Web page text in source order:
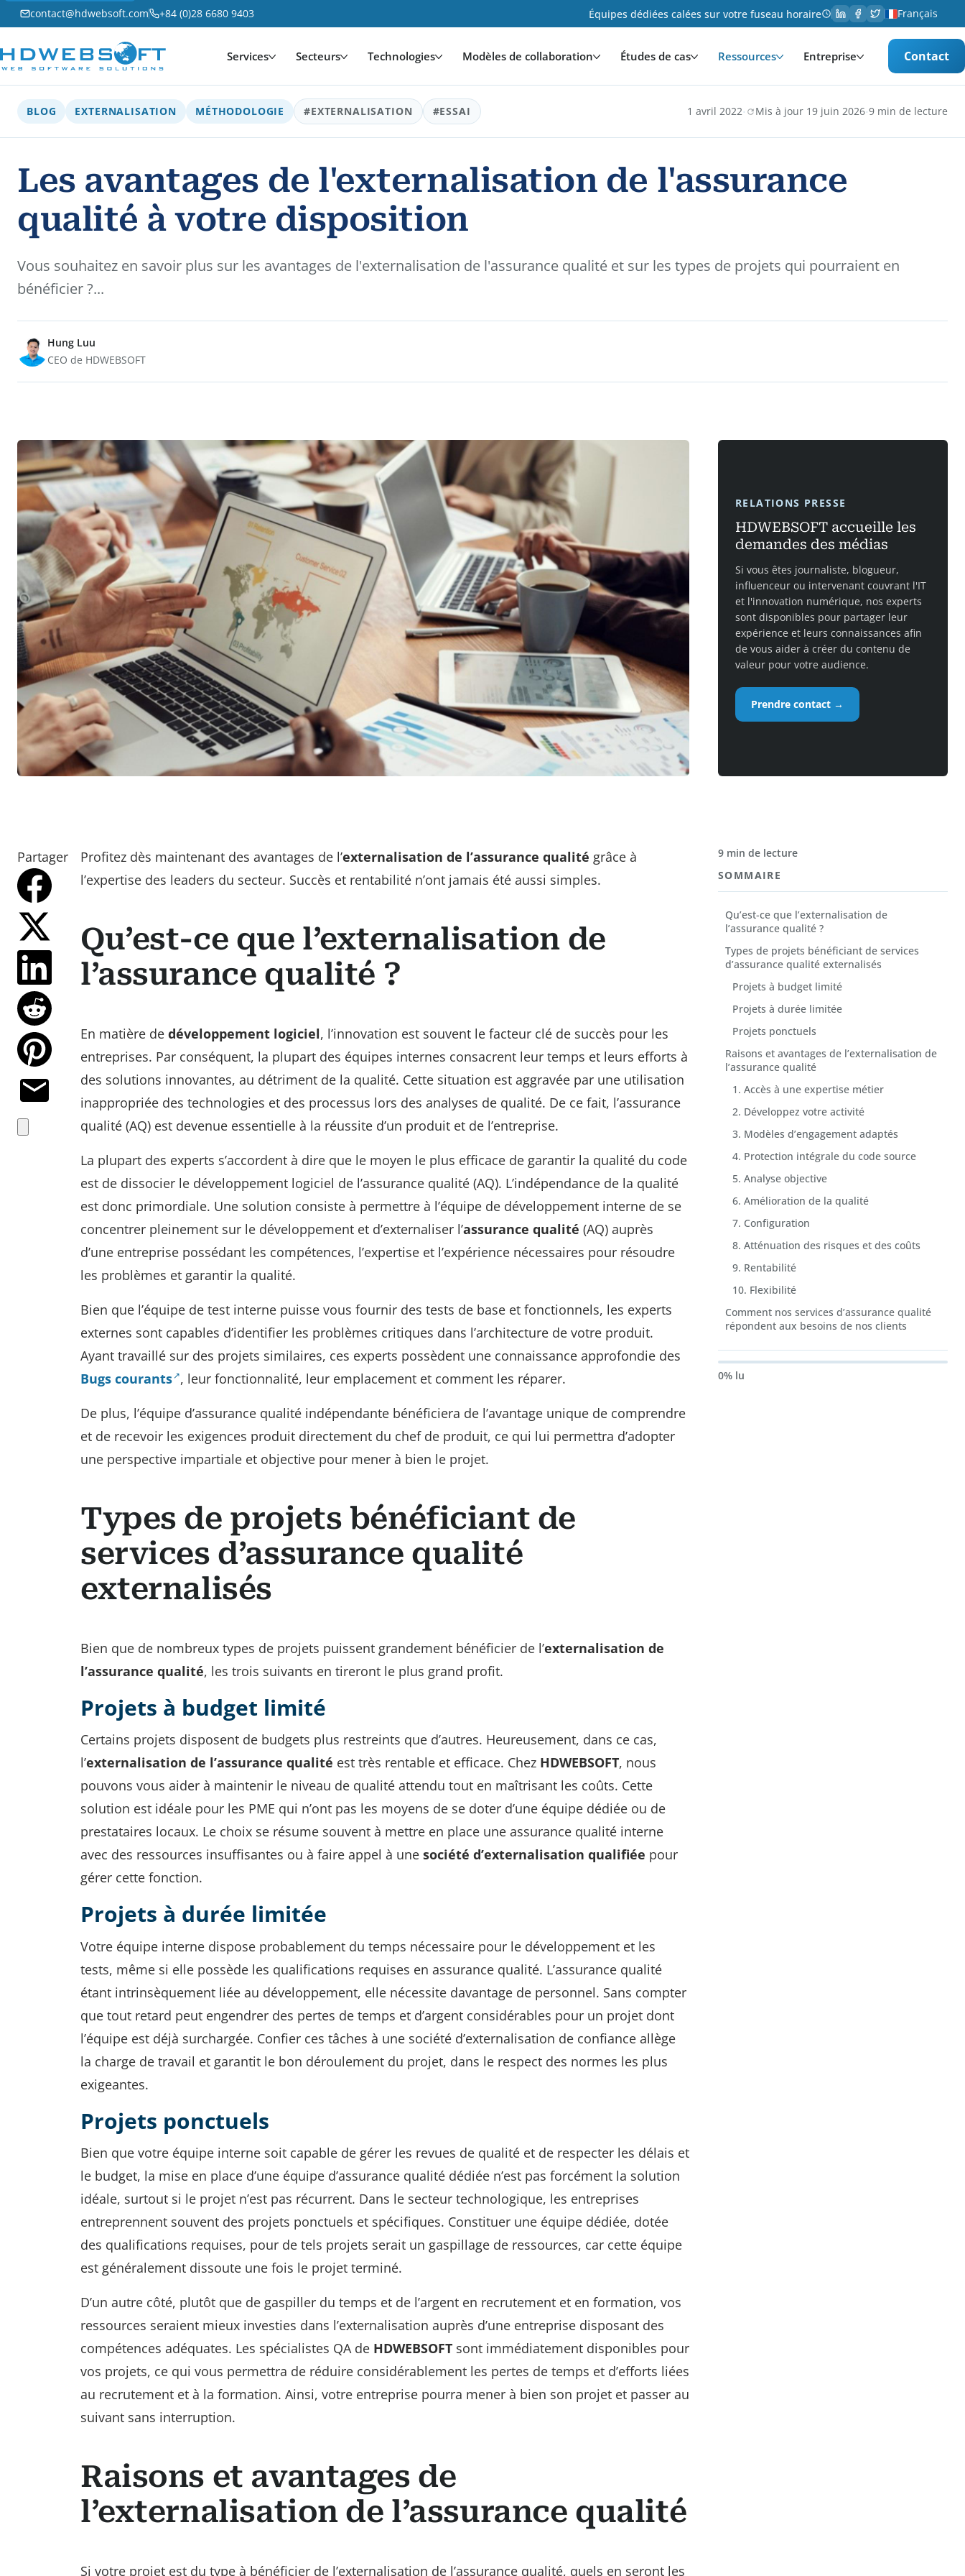
contact@hdwebsoft.com +84 (0)28 6680 9403 Équipes dédiées calées sur votre fuseau horaire Français
Services Secteurs Technologies Modèles de collaboration Études de cas Ressources Entreprise Contact
BLOG EXTERNALISATION MÉTHODOLOGIE #EXTERNALISATION #ESSAI 1 avril 2022· Mis à jour 19 juin 2026·9 min de lecture
Les avantages de l'externalisation de l'assurance
qualité à votre disposition
Vous souhaitez en savoir plus sur les avantages de l'externalisation de l'assurance qualité et sur les types de projets qui pourraient en
bénéficier ?...
Hung Luu
CEO de HDWEBSOFT
RELATIONS PRESSE
HDWEBSOFT accueille les
demandes des médias
Si vous êtes journaliste, blogueur,
influenceur ou intervenant couvrant l'IT
et l'innovation numérique, nos experts
sont disponibles pour partager leur
expérience et leurs connaissances afin
de vous aider à créer du contenu de
valeur pour votre audience.
Prendre contact →
Partager Profitez dès maintenant des avantages de l’externalisation de l’assurance qualité grâce à
l’expertise des leaders du secteur. Succès et rentabilité n’ont jamais été aussi simples.
Qu’est-ce que l’externalisation de
l’assurance qualité ?
En matière de développement logiciel, l’innovation est souvent le facteur clé de succès pour les
entreprises. Par conséquent, la plupart des équipes internes consacrent leur temps et leurs efforts à
des solutions innovantes, au détriment de la qualité. Cette situation est aggravée par une utilisation
inappropriée des technologies et des processus lors des analyses de qualité. De ce fait, l’assurance
qualité (AQ) est devenue essentielle à la réussite d’un produit et de l’entreprise.
La plupart des experts s’accordent à dire que le moyen le plus efficace de garantir la qualité du code
est de dissocier le développement logiciel de l’assurance qualité (AQ). L’indépendance de la qualité
est donc primordiale. Une solution consiste à permettre à l’équipe de développement interne de se
concentrer pleinement sur le développement et d’externaliser l’assurance qualité (AQ) auprès
d’une entreprise possédant les compétences, l’expertise et l’expérience nécessaires pour résoudre
les problèmes et garantir la qualité.
Bien que l’équipe de test interne puisse vous fournir des tests de base et fonctionnels, les experts
externes sont capables d’identifier les problèmes critiques dans l’architecture de votre produit.
Ayant travaillé sur des projets similaires, ces experts possèdent une connaissance approfondie des
Bugs courants , leur fonctionnalité, leur emplacement et comment les réparer.
De plus, l’équipe d’assurance qualité indépendante bénéficiera de l’avantage unique de comprendre
et de recevoir les exigences produit directement du chef de produit, ce qui lui permettra d’adopter
une perspective impartiale et objective pour mener à bien le projet.
Types de projets bénéficiant de
services d’assurance qualité
externalisés
Bien que de nombreux types de projets puissent grandement bénéficier de l’externalisation de
l’assurance qualité, les trois suivants en tireront le plus grand profit.
Projets à budget limité
Certains projets disposent de budgets plus restreints que d’autres. Heureusement, dans ce cas,
l’externalisation de l’assurance qualité est très rentable et efficace. Chez HDWEBSOFT, nous
pouvons vous aider à maintenir le niveau de qualité attendu tout en maîtrisant les coûts. Cette
solution est idéale pour les PME qui n’ont pas les moyens de se doter d’une équipe dédiée ou de
prestataires locaux. Le choix se résume souvent à mettre en place une assurance qualité interne
avec des ressources insuffisantes ou à faire appel à une société d’externalisation qualifiée pour
gérer cette fonction.
Projets à durée limitée
Votre équipe interne dispose probablement du temps nécessaire pour le développement et les
tests, même si elle possède les qualifications requises en assurance qualité. L’assurance qualité
étant intrinsèquement liée au développement, elle nécessite davantage de personnel. Sans compter
que tout retard peut engendrer des pertes de temps et d’argent considérables pour un projet dont
l’équipe est déjà surchargée. Confier ces tâches à une société d’externalisation de confiance allège
la charge de travail et garantit le bon déroulement du projet, dans le respect des normes les plus
exigeantes.
Projets ponctuels
Bien que votre équipe interne soit capable de gérer les revues de qualité et de respecter les délais et
le budget, la mise en place d’une équipe d’assurance qualité dédiée n’est pas forcément la solution
idéale, surtout si le projet n’est pas récurrent. Dans le secteur technologique, les entreprises
entreprennent souvent des projets ponctuels et spécifiques. Constituer une équipe dédiée, dotée
des qualifications requises, pour de tels projets serait un gaspillage de ressources, car cette équipe
est généralement dissoute une fois le projet terminé.
D’un autre côté, plutôt que de gaspiller du temps et de l’argent en recrutement et en formation, vos
ressources seraient mieux investies dans l’externalisation auprès d’une entreprise disposant des
compétences adéquates. Les spécialistes QA de HDWEBSOFT sont immédiatement disponibles pour
vos projets, ce qui vous permettra de réduire considérablement les pertes de temps et d’efforts liées
au recrutement et à la formation. Ainsi, votre entreprise pourra mener à bien son projet et passer au
suivant sans interruption.
Raisons et avantages de
l’externalisation de l’assurance qualité
Si votre projet est du type à bénéficier de l’externalisation de l’assurance qualité, quels en seront les
9 min de lecture
SOMMAIRE
Qu’est-ce que l’externalisation de
l’assurance qualité ?
Types de projets bénéficiant de services
d’assurance qualité externalisés
Projets à budget limité
Projets à durée limitée
Projets ponctuels
Raisons et avantages de l’externalisation de
l’assurance qualité
1. Accès à une expertise métier
2. Développez votre activité
3. Modèles d’engagement adaptés
4. Protection intégrale du code source
5. Analyse objective
6. Amélioration de la qualité
7. Configuration
8. Atténuation des risques et des coûts
9. Rentabilité
10. Flexibilité
Comment nos services d’assurance qualité
répondent aux besoins de nos clients
0% lu